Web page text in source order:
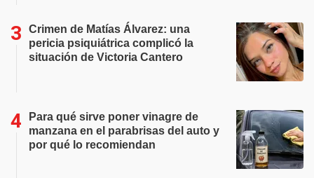
Crimen de Matías Álvarez: una
pericia psiquiátrica complicó la
situación de Victoria Cantero
Para qué sirve poner vinagre de
manzana en el parabrisas del auto y
por qué lo recomiendan